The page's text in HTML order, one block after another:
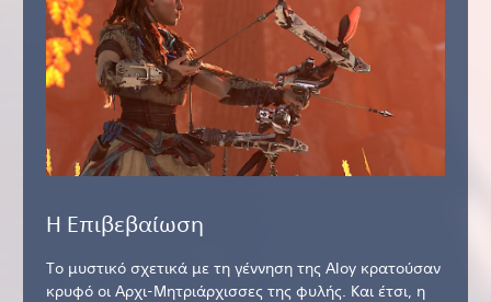
Η Επιβεβαίωση
Το μυστικό σχετικά με τη γέννηση της Aloy κρατούσαν
κρυφό οι Αρχι-Μητριάρχισσες της φυλής. Και έτσι, η